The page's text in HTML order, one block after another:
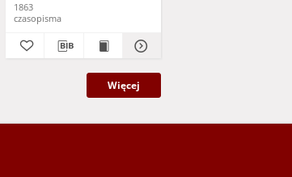
1863
czasopisma
Więcej